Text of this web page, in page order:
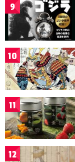
9
10
11
12